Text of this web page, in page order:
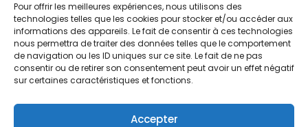
Pour offrir les meilleures expériences, nous utilisons des
technologies telles que les cookies pour stocker et/ou accéder aux
informations des appareils. Le fait de consentir à ces technologies
nous permettra de traiter des données telles que le comportement
de navigation ou les ID uniques sur ce site. Le fait de ne pas
consentir ou de retirer son consentement peut avoir un effet négatif
sur certaines caractéristiques et fonctions.
Accepter
¡Viva Villa! est un réseau de résidences
artistiques françaises à l’étranger créé en 2016
par laCasa de Velázquez (Madrid), laVilla
Kujoyama (Kyoto)etlaVilla Médicis (Rome),
rejointes en 2023 parlaVilla Albertine (Etats-